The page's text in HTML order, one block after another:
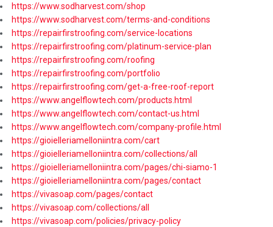
https://www.sodharvest.com/shop
https://www.sodharvest.com/terms-and-conditions
https://repairfirstroofing.com/service-locations
https://repairfirstroofing.com/platinum-service-plan
https://repairfirstroofing.com/roofing
https://repairfirstroofing.com/portfolio
https://repairfirstroofing.com/get-a-free-roof-report
https://www.angelflowtech.com/products.html
https://www.angelflowtech.com/contact-us.html
https://www.angelflowtech.com/company-profile.html
https://gioielleriamelloniintra.com/cart
https://gioielleriamelloniintra.com/collections/all
https://gioielleriamelloniintra.com/pages/chi-siamo-1
https://gioielleriamelloniintra.com/pages/contact
https://vivasoap.com/pages/contact
https://vivasoap.com/collections/all
https://vivasoap.com/policies/privacy-policy